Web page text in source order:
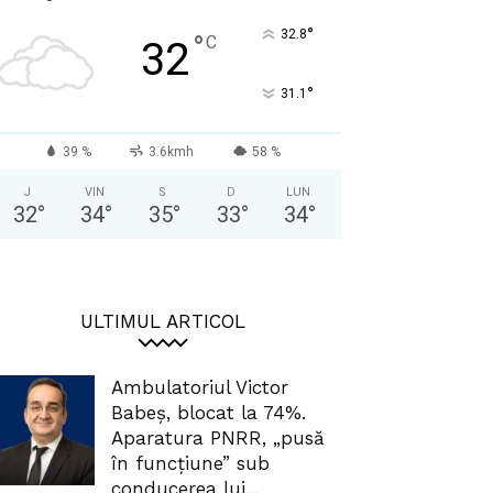
32°C 32.8°
31.1 °
39 % 3.6kmh 58 %
J
32°
VIN
34°
S
35°
D
33°
LUN
34°
ULTIMUL ARTICOL
Ambulatoriul Victor
Babeș, blocat la 74%.
Aparatura PNRR, „pusă
în funcțiune” sub
conducerea lui...